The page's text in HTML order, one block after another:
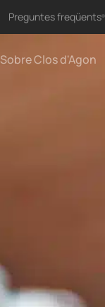
Preguntes freqüents
Sobre Clos d'Agon